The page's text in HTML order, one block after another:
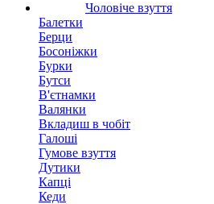
Чоловіче взуття
Балетки
Берци
Босоніжки
Бурки
Бутси
В'єтнамки
Валянки
Вкладиш в чобіт
Галоші
Гумове взуття
Дутики
Капці
Кеди